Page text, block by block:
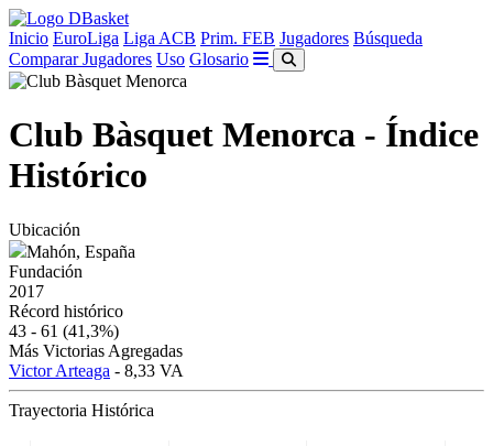
Inicio EuroLiga Liga ACB Prim. FEB Jugadores Búsqueda
Comparar Jugadores Uso Glosario
Club Bàsquet Menorca - Índice
Histórico
Ubicación
Mahón, España
Fundación
2017
Récord histórico
43 - 61 (41,3%)
Más Victorias Agregadas
Victor Arteaga - 8,33 VA
Trayectoria Histórica